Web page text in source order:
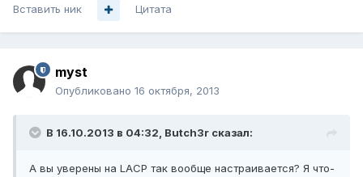
Вставить ник Цитата
myst
Опубликовано 16 октября, 2013
В 16.10.2013 в 04:32, Butch3r сказал:
А вы уверены на LACP так вообще настраивается? Я что-